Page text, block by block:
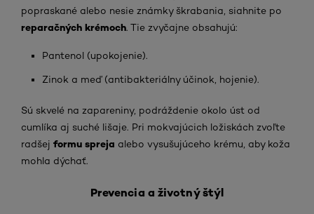
popraskané alebo nesie známky škrabania, siahnite po
reparačných krémoch. Tie zvyčajne obsahujú:
Pantenol (upokojenie).
Zinok a meď (antibakteriálny účinok, hojenie).
Sú skvelé na zapareniny, podráždenie okolo úst od
cumlíka aj suché lišaje. Pri mokvajúcich ložiskách zvoľte
radšej formu spreja alebo vysušujúceho krému, aby koža
mohla dýchať.
Prevencia a životný štýl